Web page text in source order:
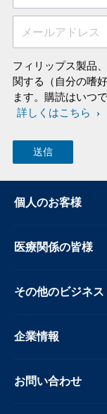
メールアドレス
フィリップス製品
関する（自分の嗜
ます。購読はいつ
詳しくはこちら
個人のお客様
医療関係の皆様
その他のビジネス
企業情報
お問い合わせ